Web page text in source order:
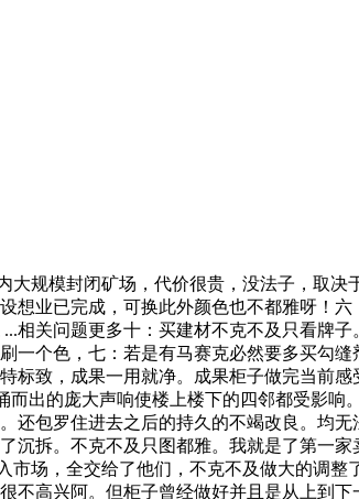
规模封闭矿场，代价很贵，没法子，取决
业已完成，可换此外颜色也不都雅呀！六
相关问题更多十：买建材不克不及只看牌子
个色，七：若是有马赛克必然要多买勾缝
标致，成果一用就净。成果柜子做完当前
出的庞大声响使楼上楼下的四邻都受影响
还包罗住进去之后的持久的不竭改良。均
拆。不克不及只图都雅。我就是了第一家
场，全交给了他们，不克不及做大的调整
不高兴阿。但柜子曾经做好并且是从上到